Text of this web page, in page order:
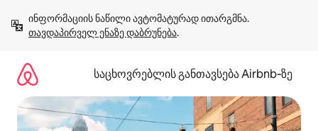
გადასვლა
თავდაპირველ ენაზე დაბრუნება.
საცხოვრებლის განთავსება Airbnb‑ზე